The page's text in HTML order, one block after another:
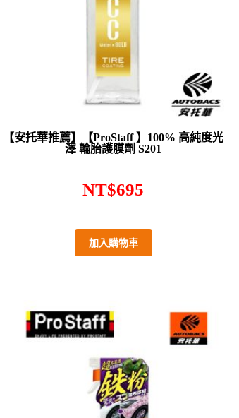
【安托華推薦】【ProStaff 】100% 高純度光
澤 輪胎護膜劑 S201
NT$695
加入購物車